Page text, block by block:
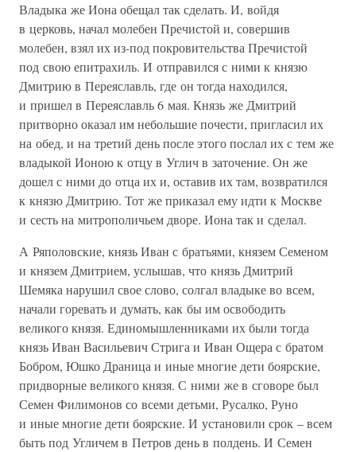
Владыка же Иона обещал так сделать. И, войдя
в церковь, начал молебен Пречистой и, совершив
молебен, взял их из-под покровительства Пречистой
под свою епитрахиль. И отправился с ними к князю
Дмитрию в Переяславль, где он тогда находился,
и пришел в Переяславль 6 мая. Князь же Дмитрий
притворно оказал им небольшие почести, пригласил их
на обед, и на третий день после этого послал их с тем же
владыкой Ионою к отцу в Углич в заточение. Он же
дошел с ними до отца их и, оставив их там, возвратился
к князю Дмитрию. Тот же приказал ему идти к Москве
и сесть на митрополичьем дворе. Иона так и сделал.
А Ряполовские, князь Иван с братьями, князем Семеном
и князем Дмитрием, услышав, что князь Дмитрий
Шемяка нарушил свое слово, солгал владыке во всем,
начали горевать и думать, как бы им освободить
великого князя. Единомышленниками их были тогда
князь Иван Васильевич Стрига и Иван Ощера с братом
Бобром, Юшко Драница и иные многие дети боярские,
придворные великого князя. С ними же в сговоре был
Семен Филимонов со всеми детьми, Русалко, Руно
и иные многие дети боярские. И установили срок – всем
быть под Угличем в Петров день в полдень. И Семен